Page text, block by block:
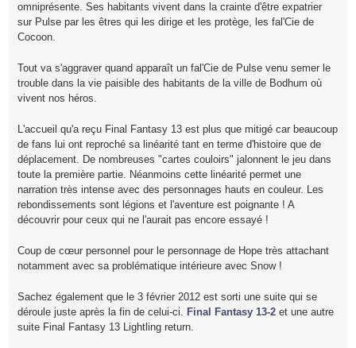
omniprésente. Ses habitants vivent dans la crainte d'être expatrier
sur Pulse par les êtres qui les dirige et les protège, les fal'Cie de
Cocoon.
Tout va s'aggraver quand apparaît un fal'Cie de Pulse venu semer le
trouble dans la vie paisible des habitants de la ville de Bodhum où
vivent nos héros.
L'accueil qu'a reçu Final Fantasy 13 est plus que mitigé car beaucoup
de fans lui ont reproché sa linéarité tant en terme d'histoire que de
déplacement. De nombreuses "cartes couloirs" jalonnent le jeu dans
toute la première partie. Néanmoins cette linéarité permet une
narration très intense avec des personnages hauts en couleur. Les
rebondissements sont légions et l'aventure est poignante ! A
découvrir pour ceux qui ne l'aurait pas encore essayé !
Coup de cœur personnel pour le personnage de Hope très attachant
notamment avec sa problématique intérieure avec Snow !
Sachez également que le 3 février 2012 est sorti une suite qui se
déroule juste après la fin de celui-ci. Final Fantasy 13-2et une autre
suite Final Fantasy 13 Lightling return.